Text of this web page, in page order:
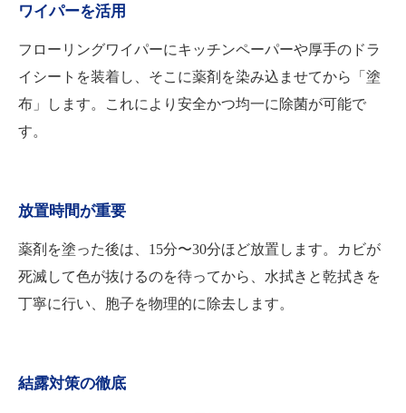
ワイパーを活用
フローリングワイパーにキッチンペーパーや厚手のドラ
イシートを装着し、そこに薬剤を染み込ませてから「塗
布」します。これにより安全かつ均一に除菌が可能で
す。
放置時間が重要
薬剤を塗った後は、15分〜30分ほど放置します。カビが
死滅して色が抜けるのを待ってから、水拭きと乾拭きを
丁寧に行い、胞子を物理的に除去します。
結露対策の徹底